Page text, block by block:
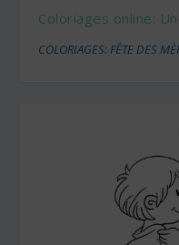
Coloriages online:
COLORIAGES: FÊTE DES